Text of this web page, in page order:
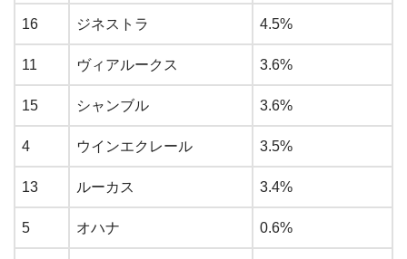
16 ジネストラ 4.5%
11 ヴィアルークス 3.6%
15 シャンブル 3.6%
4 ウインエクレール 3.5%
13 ルーカス 3.4%
5 オハナ 0.6%